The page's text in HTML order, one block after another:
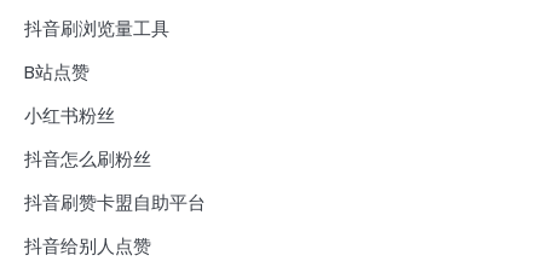
抖音刷浏览量工具
B站点赞
小红书粉丝
抖音怎么刷粉丝
抖音刷赞卡盟自助平台
抖音给别人点赞